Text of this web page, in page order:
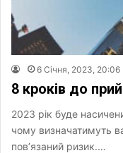
6 Січня, 2023, 20:06
8 кроків до
2023 рік буде
чому визначатимуть
пов’язаний ризик.…